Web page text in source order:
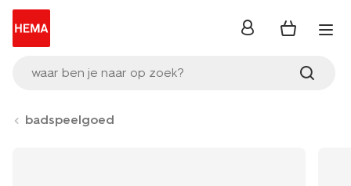
waar ben je naar op zoek?
inloggen
badspeelgoed